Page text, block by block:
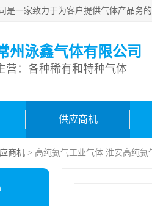
州泳鑫气体有限公司
营：各种稀有和特种气体
供应商机
商机 > 高纯氦气工业气体 淮安高纯氦